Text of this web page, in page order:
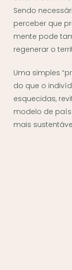
Sendo
perceber que
mente pode
regenerar o
Uma simples
do que o
esquecidas,
modelo de
mais